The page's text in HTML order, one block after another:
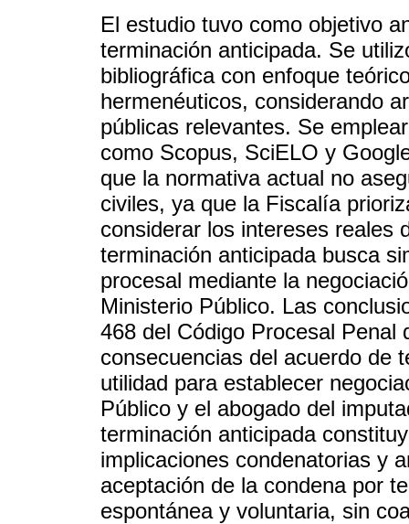
El estudio tuvo como objetivo
terminación anticipada. Se
bibliográfica con enfoque
hermenéuticos, considerando
públicas relevantes. Se
como Scopus, SciELO y
que la normativa actual no
civiles, ya que la Fiscalía
considerar los intereses reales
terminación anticipada busca
procesal mediante la
Ministerio Público. Las
468 del Código Procesal Penal
consecuencias del acuerdo de
utilidad para establecer
Público y el abogado del
terminación anticipada
implicaciones condenatorias y
aceptación de la condena por
espontánea y voluntaria, sin